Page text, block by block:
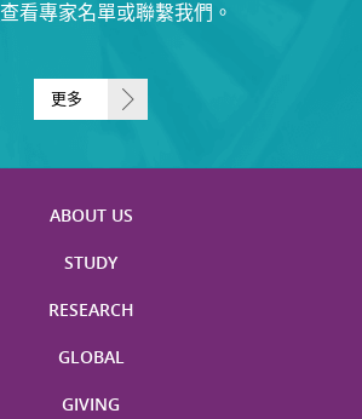
查看專家名單或聯繫我們。
更多
ABOUT US
STUDY
RESEARCH
GLOBAL
GIVING